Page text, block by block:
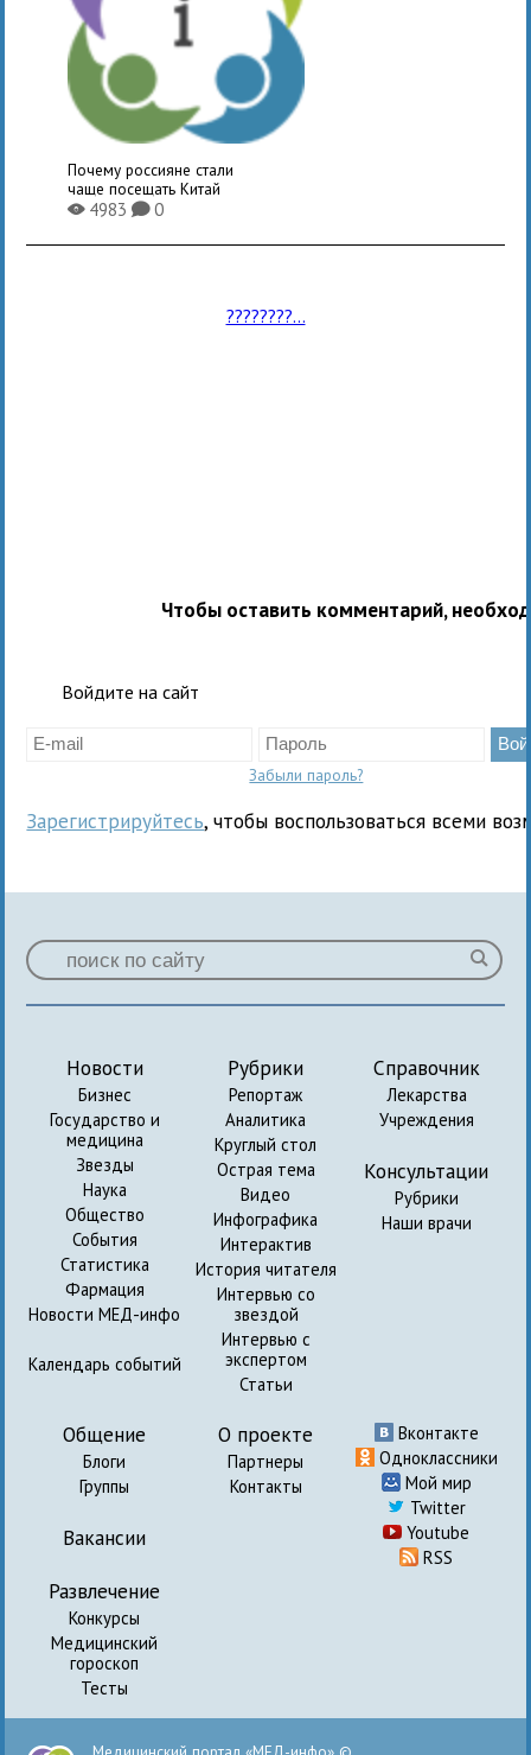
Почему россияне стали
чаще посещать Китай
X4983K0
????????...
Чтобы оставить комментарий,
Войдите на сайт
Забыли пароль?
Зарегистрируйтесь, чтобы воспользоваться всеми
Новости
Бизнес
Государство и
медицина
Звезды
Наука
Общество
События
Статистика
Фармация
Новости МЕД-инфо
Календарь событий
Рубрики
Репортаж
Аналитика
Круглый стол
Острая тема
Видео
Инфографика
Интерактив
История читателя
Интервью со
звездой
Интервью с
экспертом
Статьи
Справочник
Лекарства
Учреждения
Консультации
Рубрики
Наши врачи
Общение
Блоги
Группы
Вакансии
Развлечение
Конкурсы
Медицинский
гороскоп
Тесты
О проекте
Партнеры
Контакты
Вконтакте
Одноклассники
Мой мир
Twitter
Youtube
RSS